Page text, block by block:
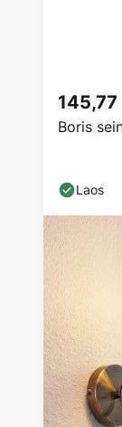
Boris
145,77
Laos